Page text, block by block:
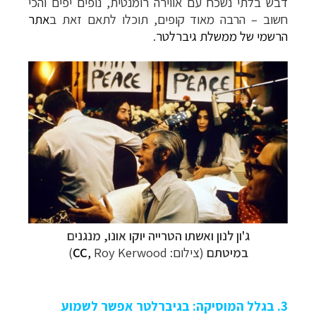
חשוב – הרבה מאוד קופים, תוכלו לתאם זאת באתר
הרשמי של ממשלת גיברלטר.
ג'ון לנון ואשתו הטרייה יוקו אונו, מנגנים
במיטתם (צילום: CC, Roy Kerwood
)
3. בגלל המוסיקה: בגיברלטר אפשר לשמוע